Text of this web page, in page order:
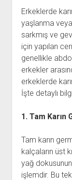
Erkeklerde
yaşlanma
sarkmış ve
için yapılan
genellikle
erkekler
erkeklerde
İşte detaylı
1. Tam Karın
Tam karın
kalçaların üst
yağ
işlemdir. Bu